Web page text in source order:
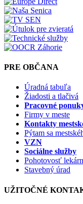
PRE OBČANA
Úradná tabuľa
Žiadosti a tlačivá
Pracovné
Firmy v meste
Kontakty
Pýtam sa
VZN
Sociálne služby
Pohotovosť
Stavebný úrad
UŽITOČNÉ